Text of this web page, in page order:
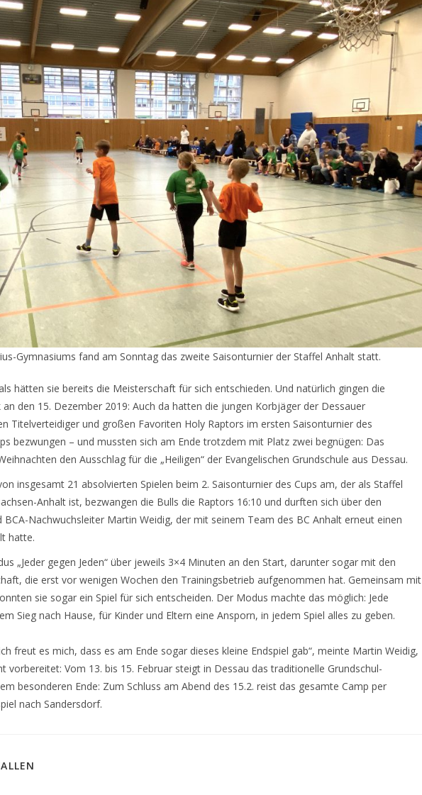
Gymnasiums fand am Sonntag das zweite Saisonturnier der Staffel Anhalt statt.
hätten sie bereits die Meisterschaft für sich entschieden. Und natürlich gingen die
den 15. Dezember 2019: Auch da hatten die jungen Korbjäger der Dessauer
Titelverteidiger und großen Favoriten Holy Raptors im ersten Saisonturnier des
bezwungen – und mussten sich am Ende trotzdem mit Platz zwei begnügen: Das
den Ausschlag für die „Heiligen“ der Evangelischen Grundschule aus Dessau.
insgesamt 21 absolvierten Spielen beim 2. Saisonturnier des Cups am, der als Staffel
Anhalt ist, bezwangen die Bulls die Raptors 16:10 und durften sich über den
BCA-Nachwuchsleiter Martin Weidig, der mit seinem Team des BC Anhalt erneut einen
hatte.
„Jeder gegen Jeden“ über jeweils 3×4 Minuten an den Start, darunter sogar mit den
die erst vor wenigen Wochen den Trainingsbetrieb aufgenommen hat. Gemeinsam mit
sie sogar ein Spiel für sich entscheiden. Der Modus machte das möglich: Jede
Sieg nach Hause, für Kinder und Eltern eine Ansporn, in jedem Spiel alles zu geben.
freut es mich, dass es am Ende sogar dieses kleine Endspiel gab“, meinte Martin Weidig,
vorbereitet: Vom 13. bis 15. Februar steigt in Dessau das traditionelle Grundschul-
besonderen Ende: Zum Schluss am Abend des 15.2. reist das gesamte Camp per
nach Sandersdorf.